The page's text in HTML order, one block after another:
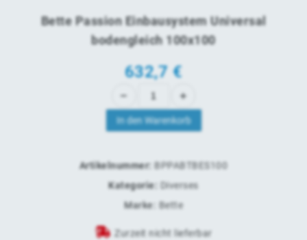
Bette Passion Einbausystem Universal
bodengleich 100x100
632,7 €
In den Warenkorb
Artikelnummer: BPPABTBES100
Kategorie:
Diverses
Marke:
Bette
Zurzeit nicht lieferbar